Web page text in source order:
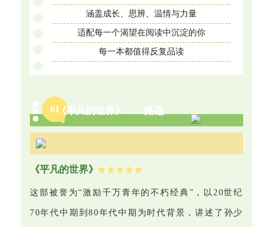
涵盖成长、思辨、温情与力量
适配每一个渴望在阅读中沉淀的你
每一本都值得反复品读
01《平凡的世界》——路遥
《平凡的世界》
这部被誉为“激励千万青年的不朽经典”，以20世纪
70年代中期到80年代中期为时代背景，讲述了孙少